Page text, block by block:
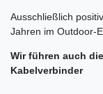
Ausschließlich
Jahren im Outdoor-
Wir führen auch
Kabelverbinder